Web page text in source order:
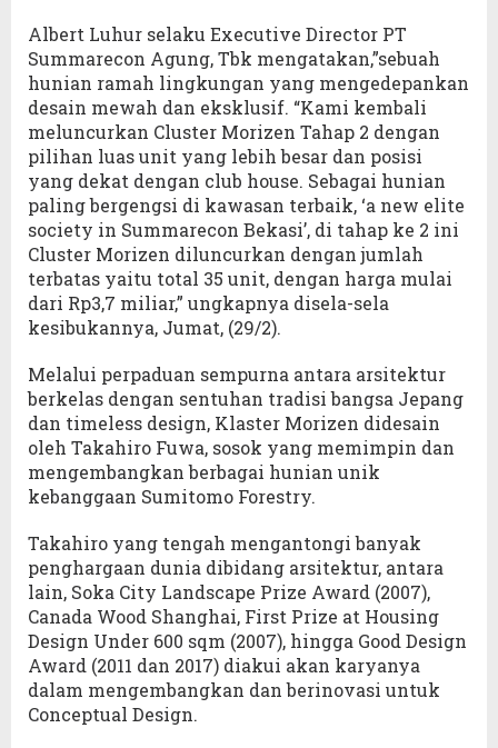
Albert Luhur selaku Executive Director PT
Summarecon Agung, Tbk mengatakan,”sebuah
hunian ramah lingkungan yang mengedepankan
desain mewah dan eksklusif. “Kami kembali
meluncurkan Cluster Morizen Tahap 2 dengan
pilihan luas unit yang lebih besar dan posisi
yang dekat dengan club house. Sebagai hunian
paling bergengsi di kawasan terbaik, ‘a new elite
society in Summarecon Bekasi’, di tahap ke 2 ini
Cluster Morizen diluncurkan dengan jumlah
terbatas yaitu total 35 unit, dengan harga mulai
dari Rp3,7 miliar,” ungkapnya disela-sela
kesibukannya, Jumat, (29/2).
Melalui perpaduan sempurna antara arsitektur
berkelas dengan sentuhan tradisi bangsa Jepang
dan timeless design, Klaster Morizen didesain
oleh Takahiro Fuwa, sosok yang memimpin dan
mengembangkan berbagai hunian unik
kebanggaan Sumitomo Forestry.
Takahiro yang tengah mengantongi banyak
penghargaan dunia dibidang arsitektur, antara
lain, Soka City Landscape Prize Award (2007),
Canada Wood Shanghai, First Prize at Housing
Design Under 600 sqm (2007), hingga Good Design
Award (2011 dan 2017) diakui akan karyanya
dalam mengembangkan dan berinovasi untuk
Conceptual Design.